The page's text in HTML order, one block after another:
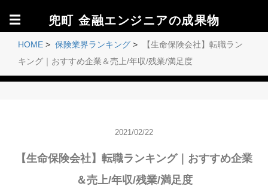
☰ 兜町 金融エンジニアの成果物
HOME > 保険業界ランキング >
【生命保険会社】転職ラン
キング｜おすすめ企業＆売上/年収/残業/満足度
2021/02/22
【生命保険会社】転職ランキング｜おすすめ企業
＆売上/年収/残業/満足度